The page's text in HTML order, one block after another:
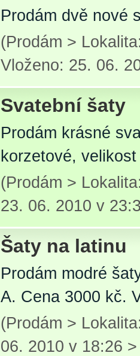
Prodám dvě nové
(Prodám >
Vloženo: 25. 06.
Svatební šaty
Prodám krásné
korzetové,
(Prodám >
23. 06. 2010 v
Šaty na latinu
Prodám modré
A. Cena 3000 kč.
(Prodám >
06. 2010 v 18:26